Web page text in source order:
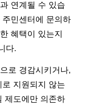
연계될 수 있습
민센터에 문의하
혜택이 있는지
다.
로 경감시키거나,
지원되지 않는
제도에만 의존하